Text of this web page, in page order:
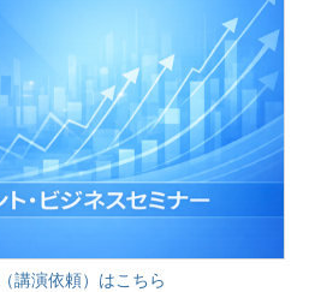
講演依頼）はこちら